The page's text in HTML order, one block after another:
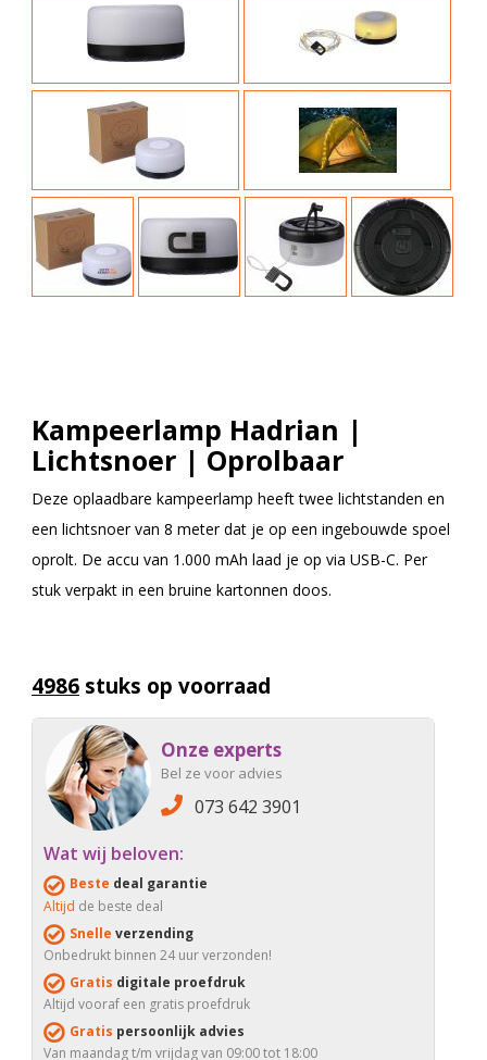
Kampeerlamp Hadrian |
Lichtsnoer | Oprolbaar
Deze oplaadbare kampeerlamp heeft twee lichtstanden en
een lichtsnoer van 8 meter dat je op een ingebouwde spoel
oprolt. De accu van 1.000 mAh laad je op via USB-C. Per
stuk verpakt in een bruine kartonnen doos.
4986 stuks op voorraad
Onze experts
Bel ze voor advies
073 642 3901
Wat wij beloven:
Beste deal garantie
Altijd de beste deal
Snelle verzending
Onbedrukt binnen 24 uur verzonden!
Gratis digitale proefdruk
Altijd vooraf een gratis proefdruk
Gratis persoonlijk advies
Van maandag t/m vrijdag van 09:00 tot 18:00